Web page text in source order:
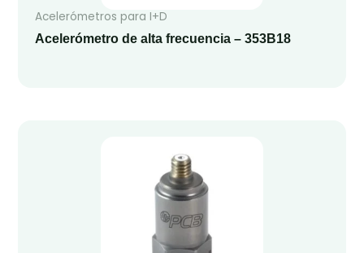
Acelerómetros para I+D
Acelerómetro de alta frecuencia – 353B18